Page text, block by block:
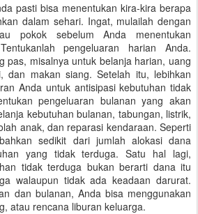
pasti bisa menentukan kira-kira berapa
dalam sehari. Ingat, mulailah dengan
pokok sebelum Anda menentukan
pengeluaran harian Anda.
pas, misalnya untuk belanja harian, uang
dan makan siang. Setelah itu, lebihkan
Anda untuk antisipasi kebutuhan tidak
pengeluaran bulanan yang akan
kebutuhan bulanan, tabungan, listrik,
anak, dan reparasi kendaraan. Seperti
sedikit dari jumlah alokasi dana
yang tidak terduga. Satu hal lagi,
tidak terduga bukan berarti dana itu
walaupun tidak ada keadaan darurat.
dan bulanan, Anda bisa menggunakan
atau rencana liburan keluarga.